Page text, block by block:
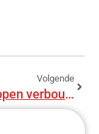
Volgende
Waarom lopen verbouwingen zo vaak uit in tijd en geld?